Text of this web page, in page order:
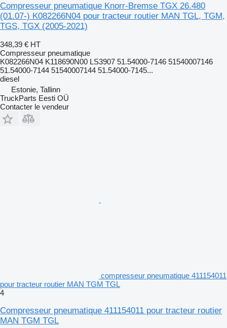
Compresseur pneumatique Knorr-Bremse TGX 26.480
(01.07-) K082266N04 pour tracteur routier MAN TGL, TGM,
TGS, TGX (2005-2021)
348,39 € HT
Compresseur pneumatique
K082266N04 K118690N00 LS3907 51.54000-7146 51540007146
51.54000-7144 51540007144 51.54000-7145...
diesel
Estonie, Tallinn
TruckParts Eesti OÜ
Contacter le vendeur
compresseur pneumatique 411154011
pour tracteur routier MAN TGM TGL
4
Compresseur pneumatique 411154011 pour tracteur routier
MAN TGM TGL